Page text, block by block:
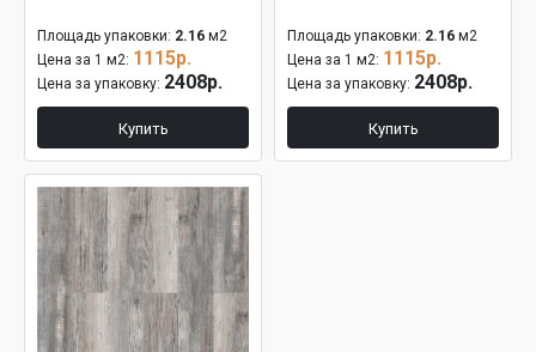
Площадь упаковки: 2.16 м2
Цена за 1 м2: 1115р.
Цена за упаковку: 2408р.
Купить
Площадь упаковки: 2.16 м2
Цена за 1 м2: 1115р.
Цена за упаковку: 2408р.
Купить